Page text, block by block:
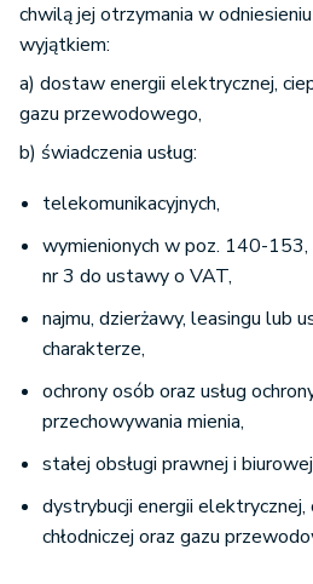
chwilą jej otrzymania w
wyjątkiem:
a) dostaw energii elektrycznej,
gazu przewodowego,
b) świadczenia usług:
telekomunikacyjnych,
wymienionych w poz. 140-153,
nr 3 do ustawy o VAT,
najmu, dzierżawy, leasingu lub
charakterze,
ochrony osób oraz usług
przechowywania mienia,
stałej obsługi prawnej i
dystrybucji energii elektrycznej,
chłodniczej oraz gazu